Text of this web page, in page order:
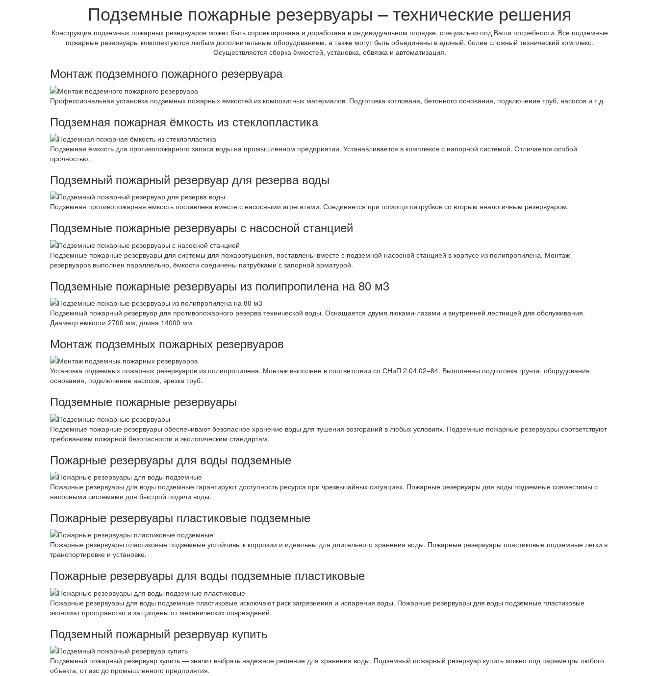
Подземные пожарные резервуары – технические решения
Конструкция подземных пожарных резервуаров может быть спроектирована и доработана в индивидуальном порядке, специально под Ваши потребности. Все подземные
пожарные резервуары комплектуются любым дополнительным оборудованием, а также могут быть объединены в единый, более сложный технический комплекс.
Осуществляется сборка ёмкостей, установка, обвязка и автоматизация.
Монтаж подземного пожарного резервуара
Профессиональная установка подземных пожарных ёмкостей из композитных материалов. Подготовка котлована, бетонного основания, подключение труб, насосов и т.д.
Подземная пожарная ёмкость из стеклопластика
Подземная ёмкость для противопожарного запаса воды на промышленном предприятии. Устанавливается в комплексе с напорной системой. Отличается особой
прочностью.
Подземный пожарный резервуар для резерва воды
Подземная противопожарная ёмкость поставлена вместе с насосными агрегатами. Соединяется при помощи патрубков со вторым аналогичным резервуаром.
Подземные пожарные резервуары с насосной станцией
Подземные пожарные резервуары для системы для пожаротушения, поставлены вместе с подземной насосной станцией в корпусе из полипропилена. Монтаж
резервуаров выполнен параллельно, ёмкости соединены патрубками с запорной арматурой.
Подземные пожарные резервуары из полипропилена на 80 м3
Подземный пожарный резервуар для противопожарного резерва технической воды. Оснащается двумя люками-лазами и внутренней лестницей для обслуживания.
Диаметр ёмкости 2700 мм, длина 14000 мм.
Монтаж подземных пожарных резервуаров
Установка подземных пожарных резервуаров из полипропилена. Монтаж выполнен в соответствии со СНиП 2.04.02–84. Выполнены подготовка грунта, оборудования
основания, подключение насосов, врезка труб.
Подземные пожарные резервуары
Подземные пожарные резервуары обеспечивают безопасное хранение воды для тушения возгораний в любых условиях. Подземные пожарные резервуары соответствуют
требованиям пожарной безопасности и экологическим стандартам.
Пожарные резервуары для воды подземные
Пожарные резервуары для воды подземные гарантируют доступность ресурса при чрезвычайных ситуациях. Пожарные резервуары для воды подземные совместимы с
насосными системами для быстрой подачи воды.
Пожарные резервуары пластиковые подземные
Пожарные резервуары пластиковые подземные устойчивы к коррозии и идеальны для длительного хранения воды. Пожарные резервуары пластиковые подземные легки в
транспортировке и установке.
Пожарные резервуары для воды подземные пластиковые
Пожарные резервуары для воды подземные пластиковые исключают риск загрязнения и испарения воды. Пожарные резервуары для воды подземные пластиковые
экономят пространство и защищены от механических повреждений.
Подземный пожарный резервуар купить
Подземный пожарный резервуар купить — значит выбрать надежное решение для хранения воды. Подземный пожарный резервуар купить можно под параметры любого
объекта, от азс до промышленного предприятия.